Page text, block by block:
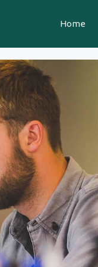
Home